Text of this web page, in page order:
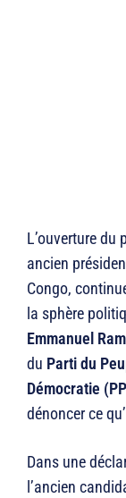
L’ouverture du
ancien
Congo,
la sphère
Emmanuel
du Parti du
Démocratie
dénoncer ce
Dans une
l’ancien